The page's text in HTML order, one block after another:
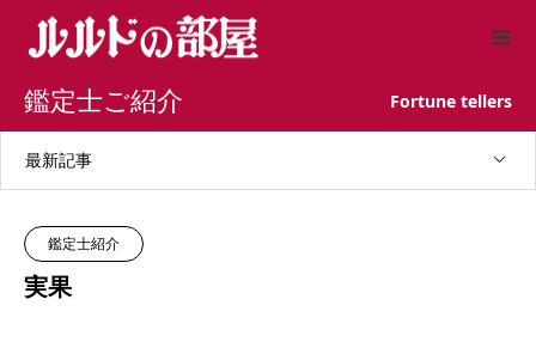
鑑定士ご紹介 Fortune tellers
最新記事
鑑定士紹介
実果